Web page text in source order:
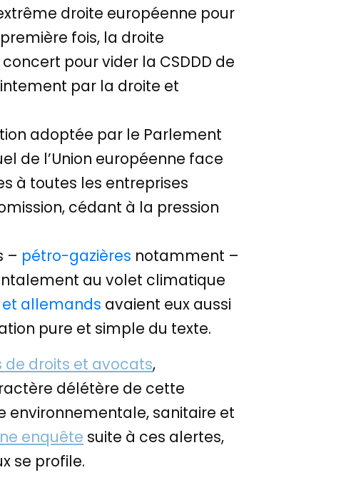
droite européenne pour
fois, la droite
pour vider la CSDDD de
par la droite et
adoptée par le Parlement
de l’Union européenne face
à toutes les entreprises
cédant à la pression
– pétro-gazières notamment –
au volet climatique
allemands avaient eux aussi
pure et simple du texte.
de droits et avocats,
délétère de cette
environnementale, sanitaire et
enquête suite à ces alertes,
se profile.